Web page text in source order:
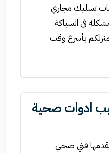
تسليك مجاري
في السباكة
بأسرع وقت
ادوات صحية
فني صحي